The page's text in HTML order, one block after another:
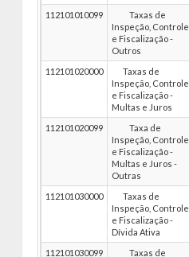
112101010099
Taxas de
Inspeção, Controle
e Fiscalização -
Outros
112101020000
Taxas de
Inspeção, Controle
e Fiscalização -
Multas e Juros
112101020099
Taxa de
Inspeção, Controle
e Fiscalização -
Multas e Juros -
Outras
112101030000
Taxas de
Inspeção, Controle
e Fiscalização -
Dívida Ativa
112101030099
Taxas de